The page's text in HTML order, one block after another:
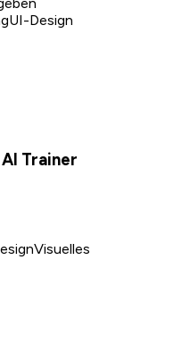
UI-Design
Trainer
Visuelles